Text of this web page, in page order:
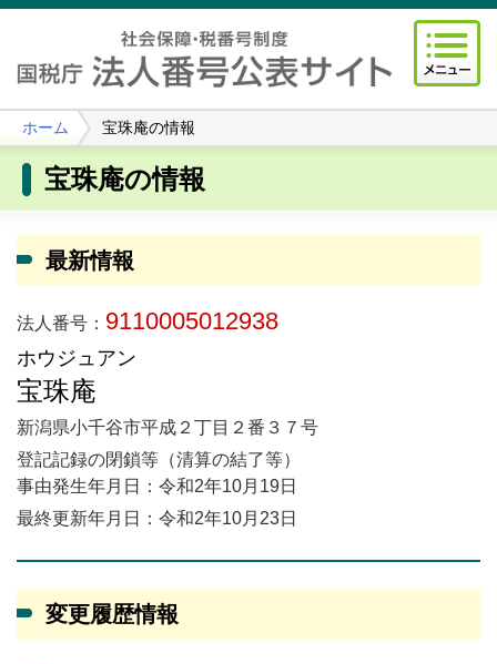
ホーム 宝珠庵の情報
宝珠庵の情報
最新情報
法人番号： 9110005012938
ホウジュアン
宝珠庵
新潟県小千谷市平成２丁目２番３７号
登記記録の閉鎖等（清算の結了等）
事由発生年月日：令和2年10月19日
最終更新年月日：令和2年10月23日
変更履歴情報